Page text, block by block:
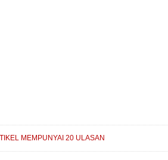
MEMPUNYAI 20 ULASAN